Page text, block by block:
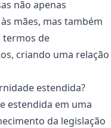
não apenas
mães, mas também
termos de
criando uma relação
estendida?
estendida em uma
da legislação